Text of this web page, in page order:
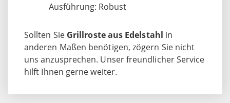
Ausführung: Robust
Sollten Sie Grillroste aus Edelstahl in
anderen Maßen benötigen, zögern Sie nicht
uns anzusprechen. Unser freundlicher Service
hilft Ihnen gerne weiter.